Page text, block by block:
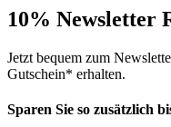
10% Newsletter
Jetzt bequem zum
Gutschein* erhalten.
Sparen Sie so zusätzlich